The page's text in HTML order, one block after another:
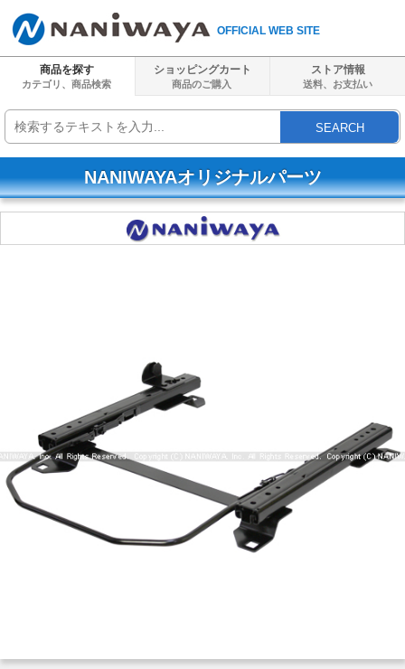
OFFICIAL WEB SITE
商品を探す
カテゴリ、商品検索
ショッピングカート
商品のご購入
ストア情報
送料、 お支払い
SEARCH
NANIWAYAオリジナルパーツ